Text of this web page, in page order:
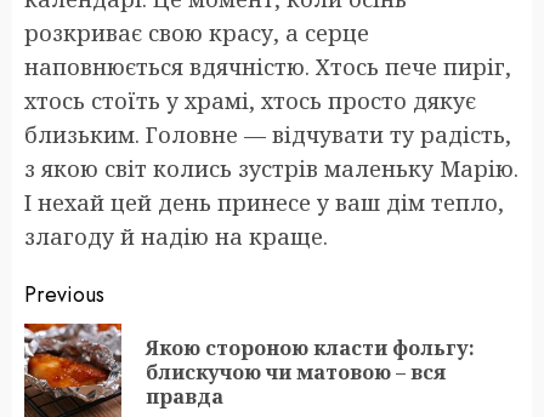
розкриває свою красу, а серце
наповнюється вдячністю. Хтось пече пиріг,
хтось стоїть у храмі, хтось просто дякує
близьким. Головне — відчувати ту радість,
з якою світ колись зустрів маленьку Марію.
І нехай цей день принесе у ваш дім тепло,
злагоду й надію на краще.
Post
navigation
Previous
Якою стороною класти фольгу:
блискучою чи матовою – вся
правда